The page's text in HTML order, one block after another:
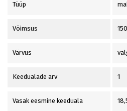
Tüüp
Võimsus
Värvus
Keedualade arv 1
Vasak eesmine keeduala